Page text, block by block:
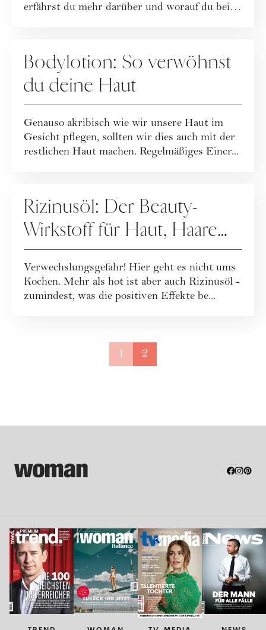
erfährst du mehr darüber und worauf du bei
Bodylotion: So verwöhnst
du deine Haut
Genauso akribisch wie wir unsere Haut im
Gesicht pflegen, sollten wir dies auch mit der
restlichen Haut machen. Regelmäßiges Eincr...
Rizinusöl: Der Beauty-
Wirkstoff für Haut, Haare
und Nägel
Verwechslungsgefahr! Hier geht es nicht ums
Kochen. Mehr als hot ist aber auch Rizinusöl -
zumindest, was die positiven Effekte be...
1 2